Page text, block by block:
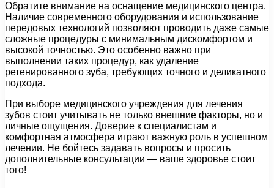
Обратите внимание на оснащение медицинского центра.
Наличие современного оборудования и использование
передовых технологий позволяют проводить даже самые
сложные процедуры с минимальным дискомфортом и
высокой точностью. Это особенно важно при
выполнении таких процедур, как удаление
ретенированного зуба, требующих точного и деликатного
подхода.
При выборе медицинского учреждения для лечения
зубов стоит учитывать не только внешние факторы, но и
личные ощущения. Доверие к специалистам и
комфортная атмосфера играют важную роль в успешном
лечении. Не бойтесь задавать вопросы и просить
дополнительные консультации — ваше здоровье стоит
того!